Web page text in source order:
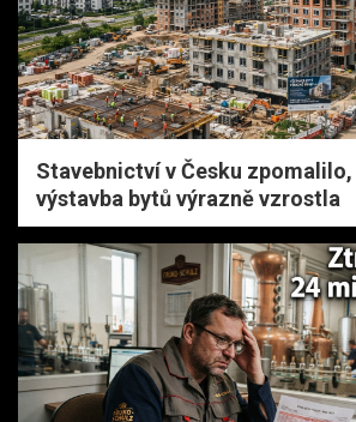
Stavebnictví v Česku zpomalilo,
výstavba bytů výrazně vzrostla